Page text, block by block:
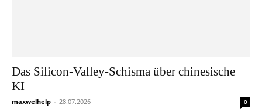
Das Silicon-Valley-Schisma über chinesische
KI
maxwelhelp - 28.07.2026 0